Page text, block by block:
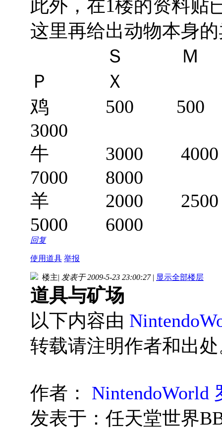
此外，在1楼的资料贴
这里再给出动物本身
Ｓ Ｍ
Ｐ Ｘ
鸡 500 500
3000
牛 3000
7000 8000
羊 2000
5000 6000
回复
使用道具 举报
楼主| 发表于 2009-5-23 23:00:27 | 显示全部楼层
道具与矿场
以下内容由
转载请注明作者和出
作者： NintendoWorld
发表于：任天堂世界